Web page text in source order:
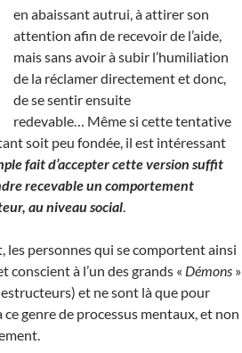
en abaissant autrui, à attirer son
attention afin de recevoir de l’aide,
mais sans avoir à subir l’humiliation
de la réclamer directement et donc,
de se sentir ensuite
redevable… Même si cette tentative
soit peu fondée, il est intéressant
fait d’accepter cette version suffit
recevable un comportement
au niveau social.
les personnes qui se comportent ainsi
à l’un des grands « Démons »
et ne sont là que pour
ce genre de processus mentaux, et non